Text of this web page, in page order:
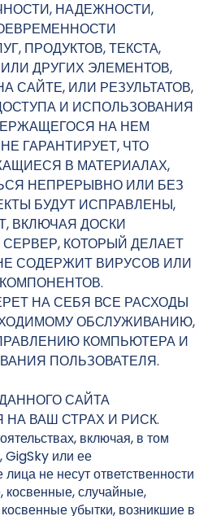
НАДЕЖНОСТИ,
ПРОДУКТОВ, ТЕКСТА,
ДРУГИХ ЭЛЕМЕНТОВ,
САЙТЕ, ИЛИ РЕЗУЛЬТАТОВ,
И ИСПОЛЬЗОВАНИЯ
НА НЕМ
НЕ ГАРАНТИРУЕТ, ЧТО
В МАТЕРИАЛАХ,
НЕПРЕРЫВНО ИЛИ БЕЗ
БУДУТ ИСПРАВЛЕНЫ,
ВКЛЮЧАЯ ДОСКИ
КОТОРЫЙ ДЕЛАЕТ
СОДЕРЖИТ ВИРУСОВ ИЛИ
НА СЕБЯ ВСЕ РАСХОДЫ
ОБСЛУЖИВАНИЮ,
КОМПЬЮТЕРА И
ПОЛЬЗОВАТЕЛЯ.
САЙТА
ВАШ СТРАХ И РИСК.
включая, в том
GigSky или ее
не несут ответственности
случайные,
убытки, возникшие в